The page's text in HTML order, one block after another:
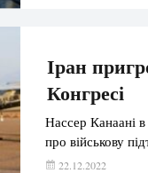
Іран
Конгресі
Нассер Канаані
про військову
22.12.2022